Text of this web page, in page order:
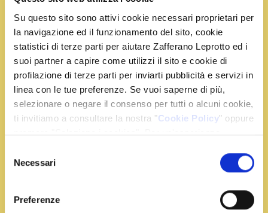
Su questo sito sono attivi cookie necessari proprietari per
la navigazione ed il funzionamento del sito, cookie
statistici di terze parti per aiutare Zafferano Leprotto ed i
suoi partner a capire come utilizzi il sito e cookie di
profilazione di terze parti per inviarti pubblicità e servizi in
linea con le tue preferenze. Se vuoi saperne di più,
selezionare o negare il consenso per tutti o alcuni cookie,
ti invitiamo a consultare la nostra "Cookie Policy" oppure
premere "Seleziona i cookies". Per un'esperienza
delNecessari
Preferenze
Ingredienti
1 bustina di Zafferano Leprotto
150 gr di farina 00
50 gr di zucchero
5 g di lievito di birra